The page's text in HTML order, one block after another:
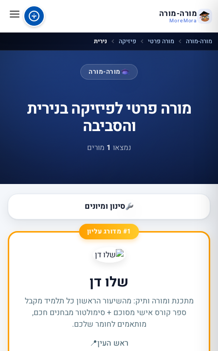
מורה-מורה
MoreMora
מורה-מורה מורה פרטי פיזיקה נירית
מורה-מורה
מורה פרטי לפיזיקה בנירית
והסביבה
נמצאו 1 מורים
סינון ומיונים
#1 מדורג עליון
שלו דן
מתכנת ומורה ותיק: מהשיעור הראשון כל תלמיד מקבל
ספר קורס אישי מסוכם + סימולטור מבחנים חכם,
מותאמים לחומר שלכם.
ראש העין📍